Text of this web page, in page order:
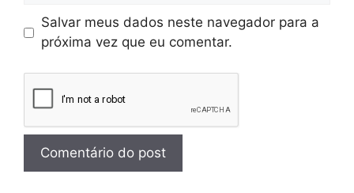
Salvar meus dados neste navegador para a
próxima vez que eu comentar.